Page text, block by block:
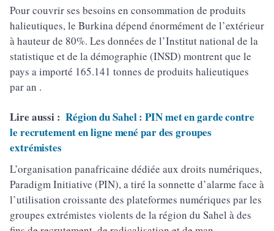
Pour couvrir ses besoins en consommation de produits
halieutiques, le Burkina dépend énormément de l’extérieur
à hauteur de 80%. Les données de l’Institut national de la
statistique et de la démographie (INSD) montrent que le
pays a importé 165.141 tonnes de produits halieutiques
par an .
Lire aussi : Région du Sahel : PIN met en garde contre
le recrutement en ligne mené par des groupes
extrémistes
L’organisation panafricaine dédiée aux droits numériques,
Paradigm Initiative (PIN), a tiré la sonnette d’alarme face à
l’utilisation croissante des plateformes numériques par les
groupes extrémistes violents de la région du Sahel à des